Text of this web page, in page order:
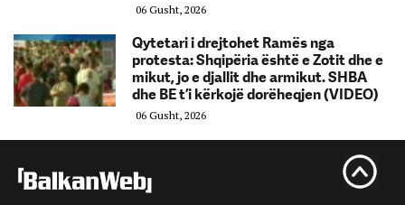
06 Gusht, 2026
Qytetari i drejtohet Ramës nga
protesta: Shqipëria është e Zotit dhe e
mikut, jo e djallit dhe armikut. SHBA
dhe BE t’i kërkojë dorëheqjen (VIDEO)
06 Gusht, 2026